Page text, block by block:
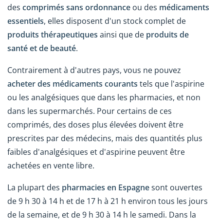
des comprimés sans ordonnance ou des médicaments
essentiels, elles disposent d'un stock complet de
produits thérapeutiques ainsi que de produits de
santé et de beauté.
Contrairement à d'autres pays, vous ne pouvez
acheter des médicaments courants tels que l'aspirine
ou les analgésiques que dans les pharmacies, et non
dans les supermarchés. Pour certains de ces
comprimés, des doses plus élevées doivent être
prescrites par des médecins, mais des quantités plus
faibles d'analgésiques et d'aspirine peuvent être
achetées en vente libre.
La plupart des pharmacies en Espagnesont ouvertes
de 9 h 30 à 14 h et de 17 h à 21 h environ tous les jours
de la semaine, et de 9 h 30 à 14 h le samedi. Dans la